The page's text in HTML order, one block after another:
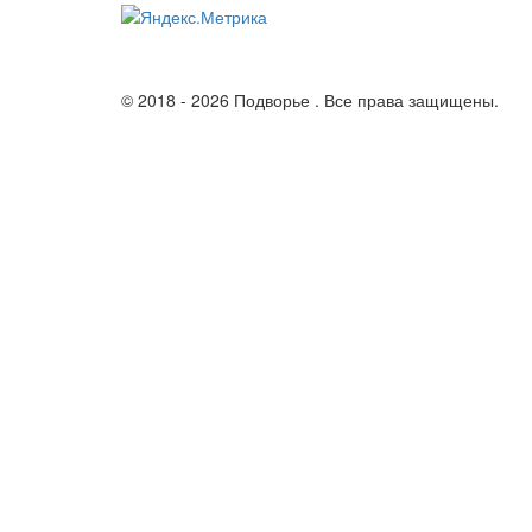
© 2018 - 2026 Подворье . Все права защищены.